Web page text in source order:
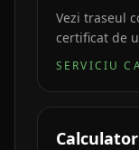
Vezi traseul
certificat de
SERVICIU